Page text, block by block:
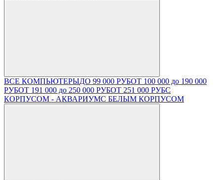
ВСЕ КОМПЬЮТЕРЫДО 99 000 РУБОТ 100 000 до 190 000
РУБОТ 191 000 до 250 000 РУБОТ 251 000 РУБС
КОРПУСОМ - АКВАРИУМС БЕЛЫМ КОРПУСОМ